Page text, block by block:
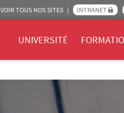
VOIR TOUS NOS SITES INTRANET
UNIVERSITÉ